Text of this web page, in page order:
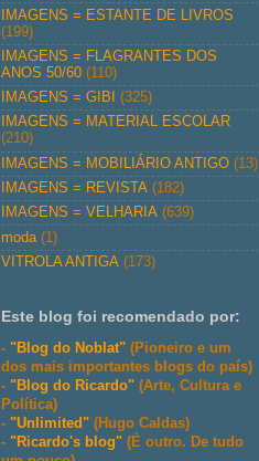
IMAGENS = ESTANTE DE LIVROS
(199)
IMAGENS = FLAGRANTES DOS
ANOS 50/60 (110)
IMAGENS = GIBI
(325)
IMAGENS = MATERIAL ESCOLAR
(210)
IMAGENS = MOBILIÁRIO ANTIGO (13)
IMAGENS = REVISTA (182)
IMAGENS = VELHARIA (639)
moda (1)
VITROLA ANTIGA (173)
Este blog foi recomendado por:
- "Blog do Noblat" (Pioneiro e um
dos mais importantes blogs do país)
- "Blog do Ricardo" (Arte, Cultura e
Política)
- "Unlimited" (Hugo Caldas)
- "Ricardo's blog" (É outro. De tudo